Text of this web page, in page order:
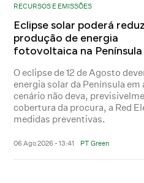
RECURSOS E EMISSÕES
Eclipse solar poderá
produção de energia
fotovoltaica na Península
O eclipse de 12 de Agosto
energia solar da Península
cenário não deva,
cobertura da procura, a Red
medidas preventivas.
06 Ago 2026 - 13:41 PT Green